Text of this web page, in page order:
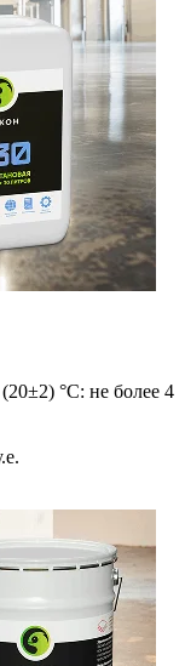
°С: не более 4